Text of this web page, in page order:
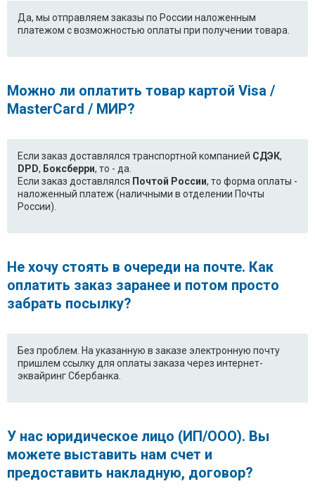
Да, мы отправляем заказы по России наложенным
платежом с возможностью оплаты при получении товара.
Можно ли оплатить товар картой Visa /
MasterCard / МИР?
Если заказ доставлялся транспортной компанией СДЭК,
DPD, Боксберри, то - да.
Если заказ доставлялся Почтой России, то форма оплаты -
наложенный платеж (наличными в отделении Почты
России).
Не хочу стоять в очереди на почте. Как
оплатить заказ заранее и потом просто
забрать посылку?
Без проблем. На указанную в заказе электронную почту
пришлем ссылку для оплаты заказа через интернет-
эквайринг Сбербанка.
У нас юридическое лицо (ИП/ООО). Вы
можете выставить нам счет и
предоставить накладную, договор?